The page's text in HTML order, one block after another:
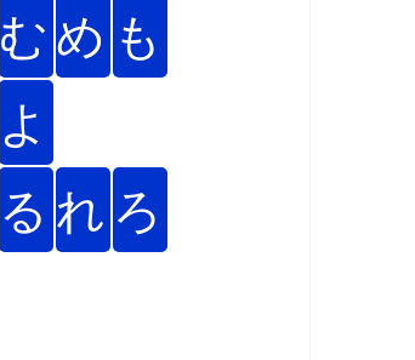
むめ も
よ
る れ ろ